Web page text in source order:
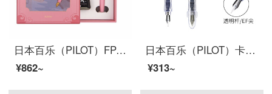
日本百乐（PILOT）FP-78G钢笔礼盒装 F尖商务签字笔学生练字送礼钢笔墨水意式风情套装 嫩粉
¥862~
日本百乐（PILOT）卡利贵妃钢笔 学生入门练字笔（含墨胆6支）男女成人速写钢笔 FP-60R EF尖 透明杆
¥313~